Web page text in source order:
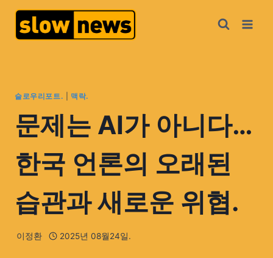
슬로우리포트. 맥락.
문제는 AI가 아니다…
한국 언론의 오래된
습관과 새로운 위협.
이정환 2025년 08월24일.